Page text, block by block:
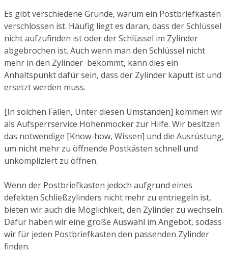
Es gibt verschiedene Gründe, warum ein Postbriefkasten
verschlossen ist. Häufig liegt es daran, dass der Schlüssel
nicht aufzufinden ist oder der Schlüssel im Zylinder
abgebrochen ist. Auch wenn man den Schlüssel nicht
mehr in den Zylinder bekommt, kann dies ein
Anhaltspunkt dafür sein, dass der Zylinder kaputt ist und
ersetzt werden muss.
[In solchen Fällen, Unter diesen Umständen] kommen wir
als Aufsperrservice Hohenmocker zur Hilfe. Wir besitzen
das notwendige [Know-how, Wissen] und die Ausrüstung,
um nicht mehr zu öffnende Postkästen schnell und
unkompliziert zu öffnen.
Wenn der Postbriefkasten jedoch aufgrund eines
defekten Schließzylinders nicht mehr zu entriegeln ist,
bieten wir auch die Möglichkeit, den Zylinder zu wechseln.
Dafür haben wir eine große Auswahl im Angebot, sodass
wir für jeden Postbriefkasten den passenden Zylinder
finden.